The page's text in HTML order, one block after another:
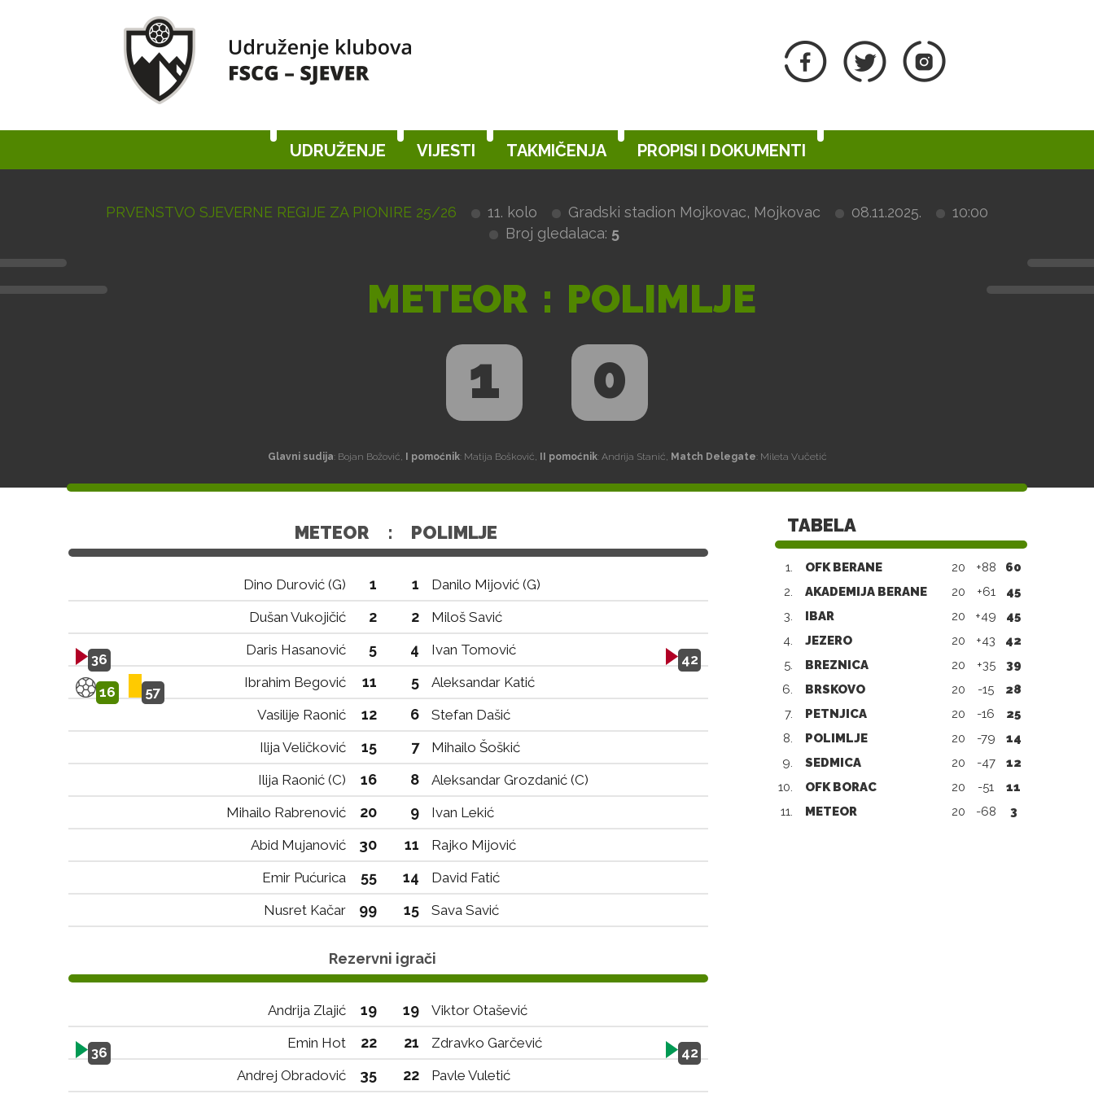
UDRUŽENJE VIJESTI TAKMIČENJA PROPISI I DOKUMENTI
PRVENSTVO SJEVERNE REGIJE ZA PIONIRE 25/26 11. kolo Gradski stadion Mojkovac, Mojkovac 08.11.2025.
10:00
Broj gledalaca: 5
METEOR : POLIMLJE
1 0
Glavni sudija: Bojan Božović, I pomoćnik: Matija Bošković, II pomoćnik: Andrija Stanić, Match Delegate: Mileta Vučetić
METEOR : POLIMLJE
Dino Durović (G) 1 1
Danilo Mijović (G)
Dušan Vukojičić
2 2 Miloš Savić
36
Daris Hasanović 5 4 Ivan Tomović
42
16
57
Ibrahim Begović 11 5
Aleksandar Katić
Vasilije Raonić
12 6
Stefan Dašić
Ilija Veličković
15 7
Mihailo Šoškić
Ilija Raonić (C)
16 8
Aleksandar Grozdanić (C)
Mihailo Rabrenović
20 9
Ivan Lekić
Abid Mujanović
30 11
Rajko Mijović
Emir Pućurica
55 14
David Fatić
Nusret Kačar
99 15 Sava Savić
Rezervni igrači
Andrija Zlajić 19 19 Viktor Otašević
36
Emin Hot 22 21 Zdravko Garčević
42
Andrej Obradović
35 22 Pavle Vuletić
TABELA
1. OFK BERANE 20 +88
60
2.
AKADEMIJA BERANE 20 +61
45
3.
IBAR 20 +49
45
4.
JEZERO 20 +43
42
5.
BREZNICA 20 +35
39
6.
BRSKOVO 20 -15
28
7.
PETNJICA 20 -16
25
8.
POLIMLJE 20 -79
14
9.
SEDMICA 20 -47
12
10.
OFK BORAC 20 -51
11
11.
METEOR 20 -68 3